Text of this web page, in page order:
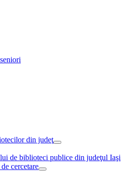
din judeţ
de biblioteci publice din judeţul Iaşi
cercetare